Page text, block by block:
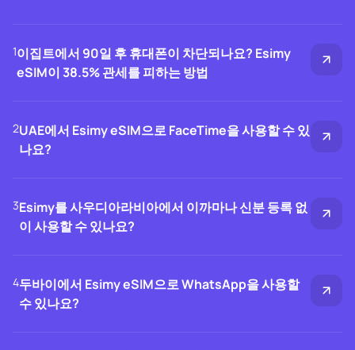
1이집트에서 90일 후 휴대폰이 차단되나요? Esimy
eSIM이 38.5% 관세를 피하는 방법
2UAE에서 Esimy eSIM으로 FaceTime을 사용할 수 있
나요?
3Esimy를 사우디아라비아에서 이까마나 신분 등록 없
이 사용할 수 있나요?
4두바이에서 Esimy eSIM으로 WhatsApp을 사용할
수 있나요?